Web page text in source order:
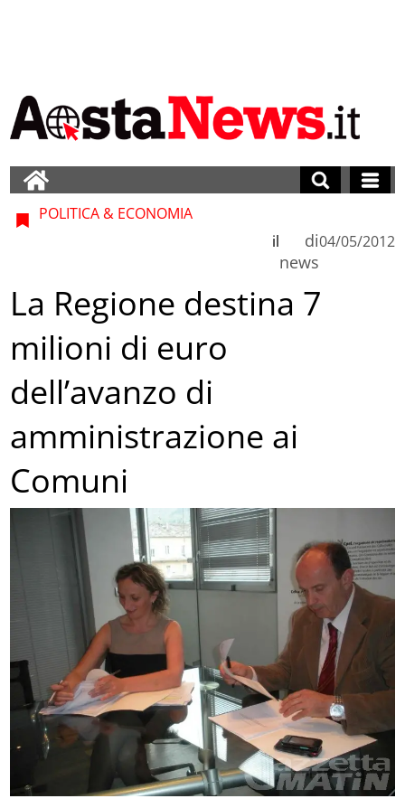
POLITICA & ECONOMIA
di
news
il 04/05/2012
La Regione destina 7
milioni di euro
dell’avanzo di
amministrazione ai
Comuni